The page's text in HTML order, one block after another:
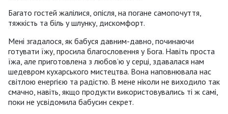
Багато гостей жалілися, опісля, на погане самопочуття,
тяжкість та біль у шлунку, дискомфорт.
Мені згадалося, як бабуся давним-давно, починаючи
готувати їжу, просила благословення у Бога. Навіть проста
їжа, але приготовлена з любов’ю у серці, здавалася нам
шедевром кухарського мистецтва. Вона наповнювала нас
світлою енергією та радістю. В мене ніколи не виходило так
смачно, навіть, якщо продукти використовувались ті ж самі,
поки не усвідомила бабусин секрет.